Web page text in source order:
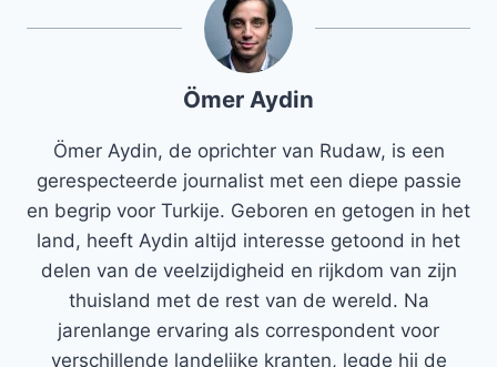
Ömer Aydin
Ömer Aydin, de oprichter van Rudaw, is een
gerespecteerde journalist met een diepe passie
en begrip voor Turkije. Geboren en getogen in het
land, heeft Aydin altijd interesse getoond in het
delen van de veelzijdigheid en rijkdom van zijn
thuisland met de rest van de wereld. Na
jarenlange ervaring als correspondent voor
verschillende landelijke kranten, legde hij de